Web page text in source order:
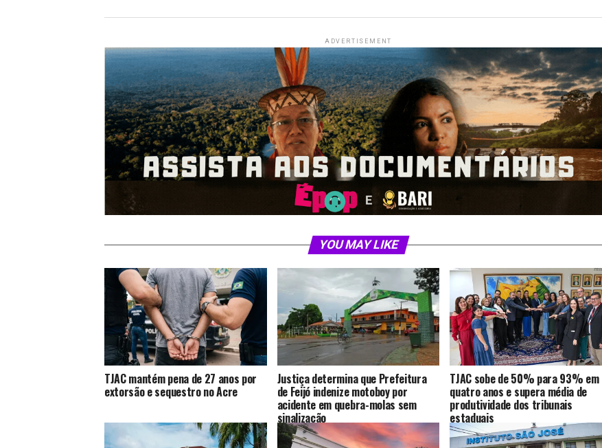
ADVERTISEMENT
YOU MAY LIKE
TJAC mantém pena de 27 anos por
extorsão e sequestro no Acre
Justiça determina que Prefeitura
de Feijó indenize motoboy por
acidente em quebra-molas sem
sinalização
TJAC sobe de 50% para 93% em
quatro anos e supera média de
produtividade dos tribunais
estaduais